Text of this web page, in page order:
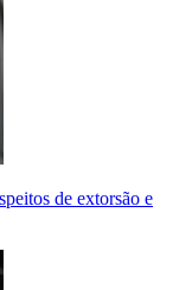
de extorsão e